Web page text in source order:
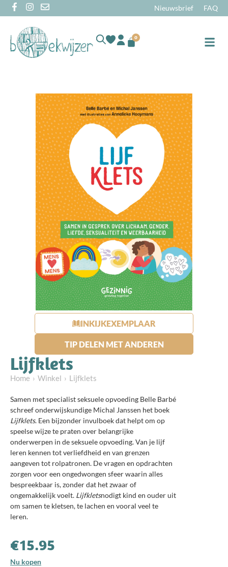
Nieuwsbrief FAQ
0
INKIJKEXEMPLAAR
TIP DELEN MET ANDEREN
Lijfklets
Home Winkel Lijfklets
Samen met specialist seksuele opvoeding Belle Barbé
schreef onderwijskundige Michal Janssen het boek
Lijfklets. Een bijzonder invulboek dat helpt om op
speelse wijze te praten over belangrijke
onderwerpen in de seksuele opvoeding. Van je lijf
leren kennen tot verliefdheid en van grenzen
aangeven tot rolpatronen. De vragen en opdrachten
zorgen voor een ongedwongen sfeer waarin alles
bespreekbaar is, zonder dat het zwaar of
ongemakkelijk voelt. Lijfkletsnodigt kind en ouder uit
om samen te kletsen, te lachen en vooral veel te
leren.
€15.95
Nu kopen